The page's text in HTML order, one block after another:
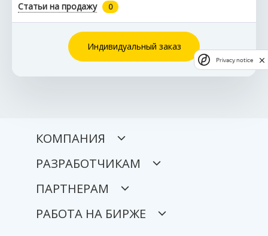
Статьи на продажу 0
Индивидуальный заказ
КОМПАНИЯ
РАЗРАБОТЧИКАМ
ПАРТНЕРАМ
РАБОТА НА БИРЖЕ
Privacy notice